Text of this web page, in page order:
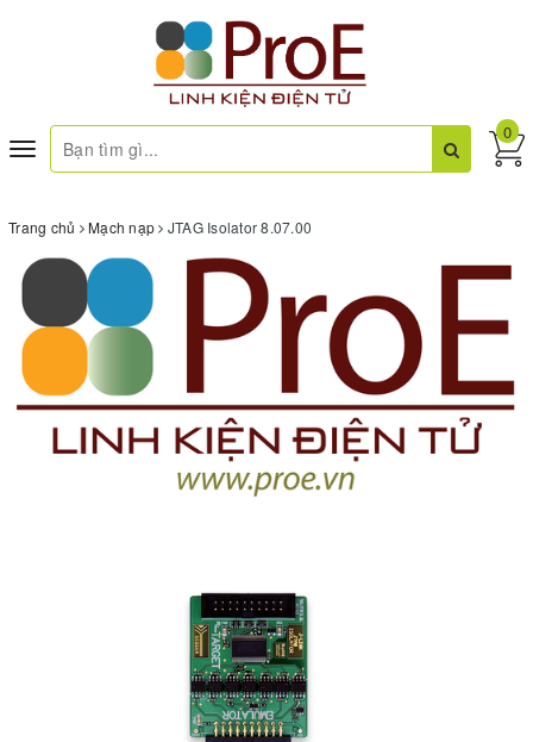
Toggle
navigation
0
Trang chủ Mạch nạp JTAG Isolator 8.07.00